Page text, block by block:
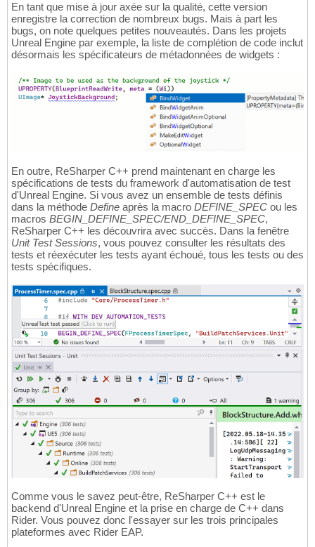
En tant que mise à jour axée sur la qualité, cette version
enregistre la correction de nombreux bugs. Mais à part les
bugs, on note quelques petites nouveautés. Dans les projets
Unreal Engine par exemple, la liste de complétion de code inclut
désormais les spécificateurs de métadonnées de widgets :
En outre, ReSharper C++ prend maintenant en charge les
spécifications de tests du framework d'automatisation de test
d'Unreal Engine. Si vous avez un ensemble de tests définis
dans la méthode Define après la macro DEFINE_SPEC ou les
macros BEGIN_DEFINE_SPEC/END_DEFINE_SPEC,
ReSharper C++ les découvrira avec succès. Dans la fenêtre
Unit Test Sessions, vous pouvez consulter les résultats des
tests et réexécuter les tests ayant échoué, tous les tests ou des
tests spécifiques.
Comme vous le savez peut-être, ReSharper C++ est le
backend d'Unreal Engine et la prise en charge de C++ dans
Rider. Vous pouvez donc l'essayer sur les trois principales
plateformes avec Rider EAP.